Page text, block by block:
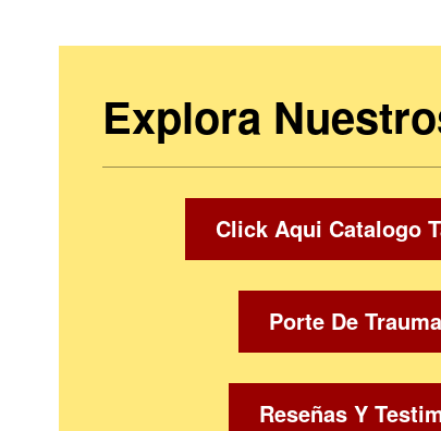
Explora
Click Aqui Catalogo
Porte De
Reseñas Y